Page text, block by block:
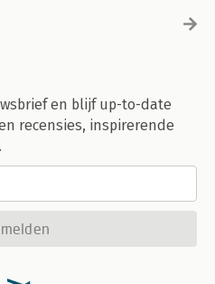
en blijf up-to-date
recensies, inspirerende